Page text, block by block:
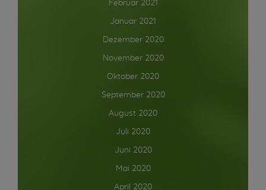
Februar 2021
Januar 2021
Dezember 2020
November 2020
Oktober 2020
September 2020
August 2020
Juli 2020
Juni 2020
Mai 2020
April 2020